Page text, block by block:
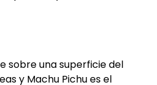
sobre una superficie del
y Machu Pichu es el